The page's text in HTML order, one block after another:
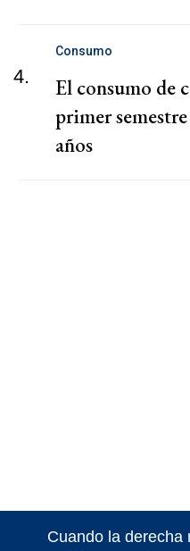
4.
Consumo
El consumo de
primer
años
Cuando la derecha